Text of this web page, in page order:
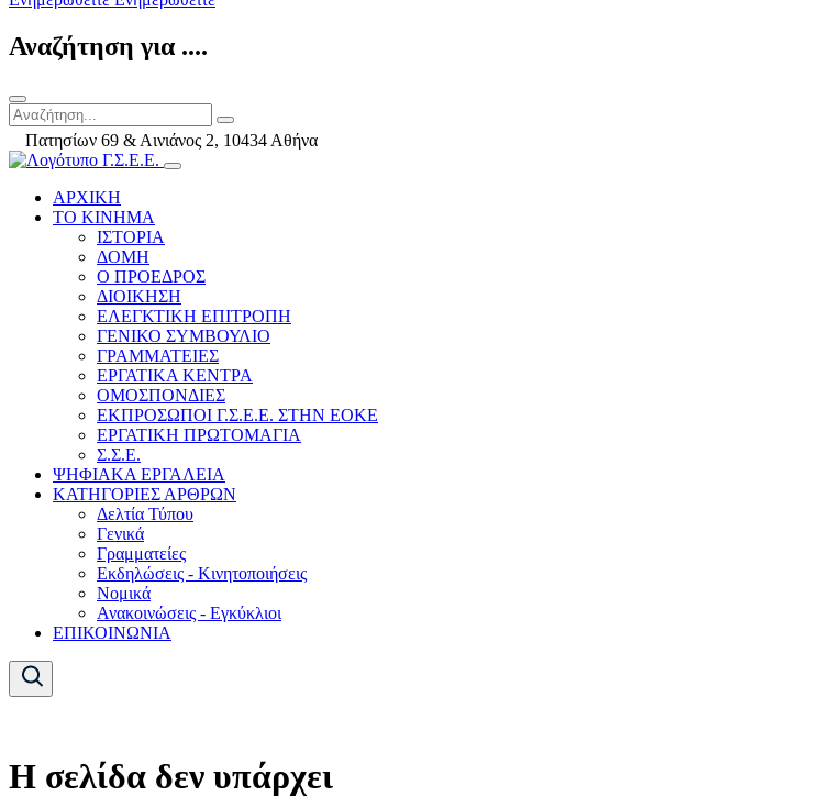
Αναζήτηση για ....
Πατησίων 69 & Αινιάνος 2, 10434 Αθήνα
ΑΡΧΙΚΗ
ΤΟ ΚΙΝΗΜΑ
ΙΣΤΟΡΙΑ
ΔΟΜΗ
Ο ΠΡΟΕΔΡΟΣ
ΔΙΟΙΚΗΣΗ
ΕΛΕΓΚΤΙΚΗ ΕΠΙΤΡΟΠΗ
ΓΕΝΙΚΟ ΣΥΜΒΟΥΛΙΟ
ΓΡΑΜΜΑΤΕΙΕΣ
ΕΡΓΑΤΙΚΑ ΚΕΝΤΡΑ
ΟΜΟΣΠΟΝΔΙΕΣ
ΕΚΠΡΟΣΩΠΟΙ Γ.Σ.Ε.Ε. ΣΤΗΝ ΕΟΚΕ
ΕΡΓΑΤΙΚΗ ΠΡΩΤΟΜΑΓΙΑ
Σ.Σ.Ε.
ΨΗΦΙΑΚΑ ΕΡΓΑΛΕΙΑ
ΚΑΤΗΓΟΡΙΕΣ ΑΡΘΡΩΝ
Δελτία Τύπου
Γενικά
Γραμματείες
Εκδηλώσεις - Κινητοποιήσεις
Νομικά
Ανακοινώσεις - Εγκύκλιοι
ΕΠΙΚΟΙΝΩΝΙΑ
Η σελίδα δεν υπάρχει